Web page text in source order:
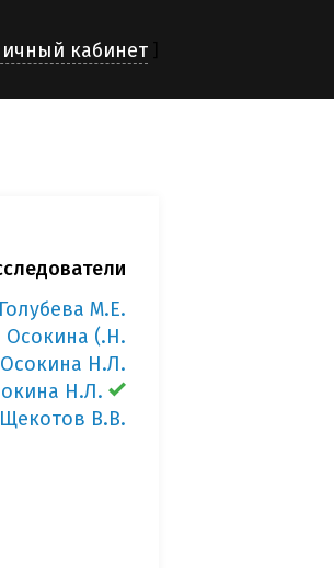
кабинет
Голубева М.Е.
Осокина (.Н.
Осокина Н.Л.
Н.Л.
Щекотов В.В.